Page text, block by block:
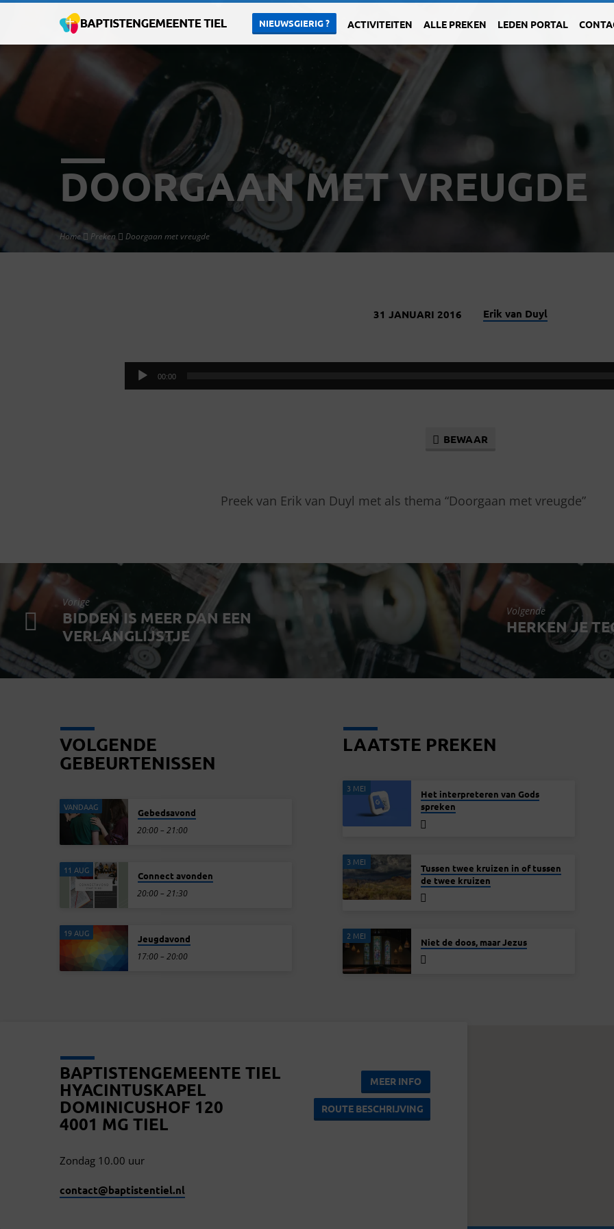
NIEUWSGIERIG ? ACTIVITEITEN ALLE PREKEN LEDEN PORTAL
DOORGAAN MET VREUGDE
Home Preken Doorgaan met vreugde
31 JANUARI 2016 Erik van Duyl
Audiospeler
00:00
BEWAAR
Preek van Erik van Duyl met als thema “Doorgaan met vreugde”
Vorige
BIDDEN IS MEER DAN EEN
VERLANGLIJSTJE
Volgende
HERKEN JE
VOLGENDE
GEBEURTENISSEN
VANDAAG
Gebedsavond
20:00 – 21:00
11 AUG
Connect avonden
20:00 – 21:30
19 AUG
Jeugdavond
17:00 – 20:00
LAATSTE PREKEN
3 MEI
Het interpreteren van Gods
spreken
3 MEI
Tussen twee kruizen in of tussen
de twee kruizen
2 MEI
Niet de doos, maar Jezus
BAPTISTENGEMEENTE TIEL
HYACINTUSKAPEL
DOMINICUSHOF 120
4001 MG TIEL
MEER INFO
ROUTE BESCHRIJVING
Zondag 10.00 uur
contact​@baptistentiel.nl